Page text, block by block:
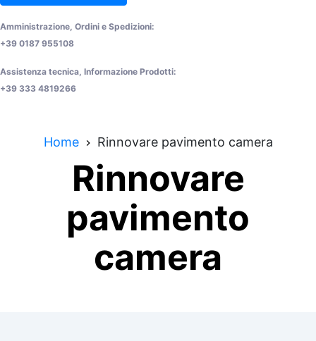
Amministrazione, Ordini e Spedizioni:
+39 0187 955108
Assistenza tecnica, Informazione Prodotti:
+39 333 4819266
Home Rinnovare pavimento camera
Rinnovare
pavimento
camera